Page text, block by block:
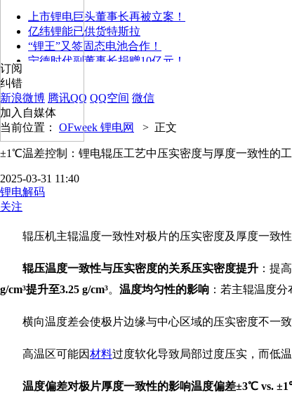
上市锂电巨头董事长再被立案！
亿纬锂能已供货特斯拉
“锂王”又签固态电池合作！
宁德时代副董事长捐赠10亿元！
订阅
纠错
新浪微博 腾讯QQ QQ空间 微信
加入自媒体
当前位置： OFweek 锂电网 > 正文
±1℃温差控制：锂电辊压工艺中压实密度与厚度一致性的
2025-03-31 11:40
锂电解码
关注
辊压机主辊温度一致性对极片的压实密度及厚度一致性
辊压温度一致性与压实密度的关系压实密度提升 ：提
g/cm³提升至3.25 g/cm³。 温度均匀性的影响 ：若主辊温度
横向温度差会使极片边缘与中心区域的压实密度不一致
高温区可能因材料过度软化导致局部过度压实，而低
温度偏差对极片厚度一致性的影响温度偏差±3℃ vs.